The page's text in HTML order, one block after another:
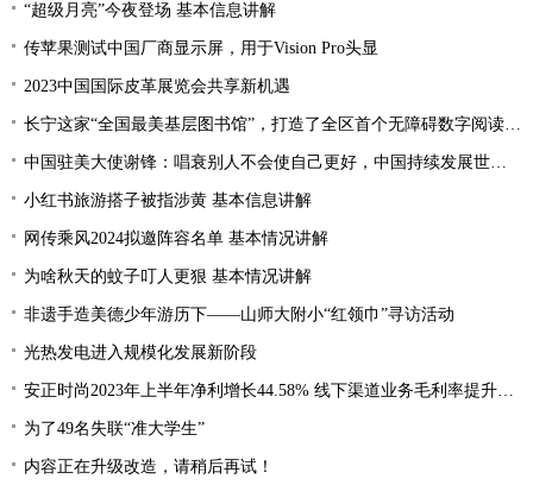
“超级月亮”今夜登场 基本信息讲解
传苹果测试中国厂商显示屏，用于Vision Pro头显
2023中国国际皮革展览会共享新机遇
长宁这家“全国最美基层图书馆”，打造了全区首个无障碍数字阅读空间
中国驻美大使谢锋：唱衰别人不会使自己更好，中国持续发展世界才会更加繁荣
小红书旅游搭子被指涉黄 基本信息讲解
网传乘风2024拟邀阵容名单 基本情况讲解
为啥秋天的蚊子叮人更狠 基本情况讲解
非遗手造美德少年游历下——山师大附小“红领巾”寻访活动
光热发电进入规模化发展新阶段
安正时尚2023年上半年净利增长44.58% 线下渠道业务毛利率提升2.28%
为了49名失联“准大学生”
内容正在升级改造，请稍后再试！